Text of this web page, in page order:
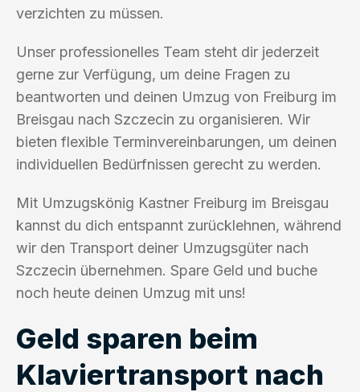
verzichten zu müssen.
Unser professionelles Team steht dir jederzeit
gerne zur Verfügung, um deine Fragen zu
beantworten und deinen Umzug von Freiburg im
Breisgau nach Szczecin zu organisieren. Wir
bieten flexible Terminvereinbarungen, um deinen
individuellen Bedürfnissen gerecht zu werden.
Mit Umzugskönig Kastner Freiburg im Breisgau
kannst du dich entspannt zurücklehnen, während
wir den Transport deiner Umzugsgüter nach
Szczecin übernehmen. Spare Geld und buche
noch heute deinen Umzug mit uns!
Geld sparen beim
Klaviertransport nach